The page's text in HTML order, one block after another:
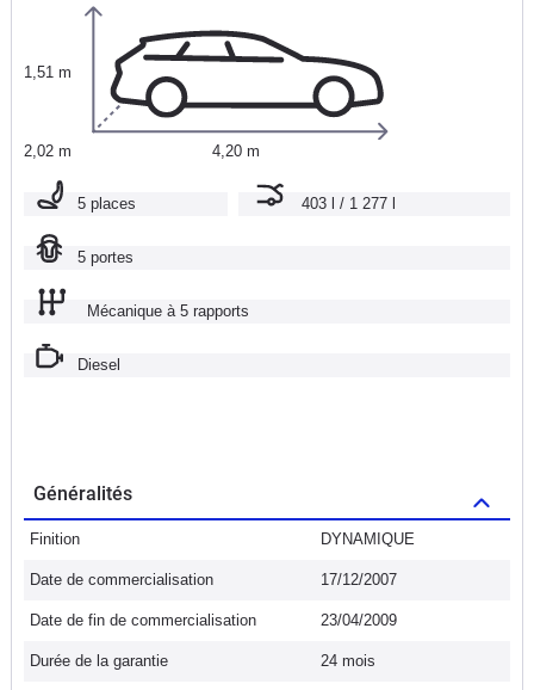
1,51 m
2,02 m 4,20 m
5 places 403 l / 1 277 l
5 portes
Mécanique à 5 rapports
Diesel
Généralités
Finition DYNAMIQUE
Date de commercialisation 17/12/2007
Date de fin de commercialisation 23/04/2009
Durée de la garantie 24 mois